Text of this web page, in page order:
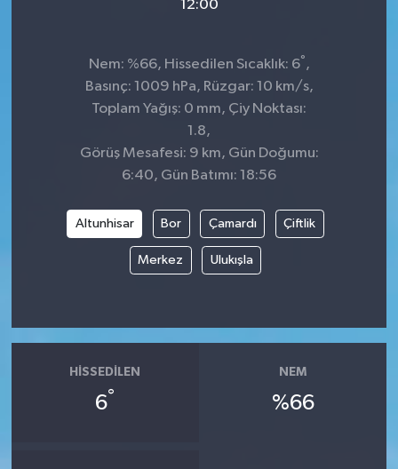
12:00
Nem: %66, Hissedilen Sıcaklık: 6° ,
Basınç: 1009 hPa, Rüzgar: 10 km/s,
Toplam Yağış: 0 mm, Çiy Noktası:
1.8,
Görüş Mesafesi: 9 km, Gün Doğumu:
6:40, Gün Batımı: 18:56
Altunhisar Bor Çamardı Çiftlik
Merkez Ulukışla
HISSEDILEN
6°
NEM
%66